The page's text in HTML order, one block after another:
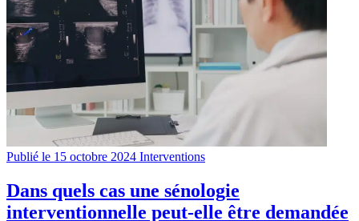
Publié le 15 octobre 2024 Interventions
Dans quels cas une sénologie
interventionnelle peut-elle être demandée